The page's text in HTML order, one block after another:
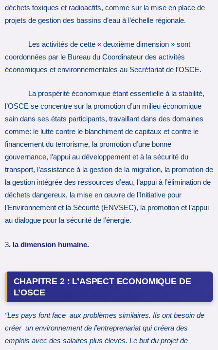
déchets toxiques et radioactifs, comme sur la mise en place de
projets de gestion des bassins d’eau à l’échelle régionale.
Les activités de cette « deuxième dimension » sont
coordonnées par le Bureau du Coordinateur des activités
économiques et environnementales au Secrétariat de l’OSCE.
La prospérité économique étant essentielle à la stabilité,
l’OSCE se concentre sur la promotion d’un milieu économique
sain dans ses états participants, travaillant dans des domaines
comme: le lutte contre le blanchiment de capitaux et contre le
financement du terrorisme, la promotion d’une bonne
gouvernance, l’appui au développement et à la sécurité du
transport, l’assistance à la gestion de la migration, la promotion de
la gestion intégrée des ressources d’eau, l’appui à l’élimination de
déchets dangereux, la mise en œuvre de l’Initiative pour
l’Environnement et la Sécurité (ENVSEC), la promotion et l’appui
au dialogue pour la sécurité de l’énergie.
3. la dimension humaine.
CHAPITRE 2 : L’ASPECT ECONOMIQUE DE
L’OSCE
“Les pays font face aux problèmes similaires. Ils ont besoin de
créer un environnement de l’entreprenariat qui créera des
emplois avec des salaires plus élevés. Le but du projet de